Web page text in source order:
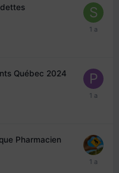
Québec 2024
Pharmacien